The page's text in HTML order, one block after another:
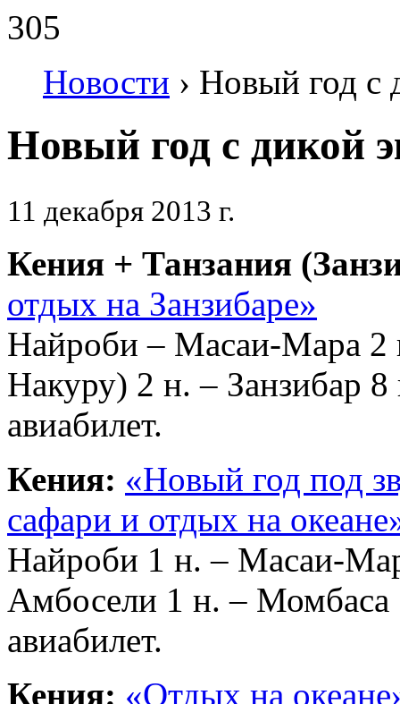
305
Новости › Новый год с
Новый год с дикой
11 декабря 2013 г.
Кения + Танзания
отдых на Занзибаре»
Найроби – Масаи-Мара 2
Накуру) 2 н. – Занзибар
авиабилет.
Кения: «Новый год под
сафари и отдых на
Найроби 1 н. – Масаи-
Амбосели 1 н. – Момбаса
авиабилет.
Кения: «Отдых на